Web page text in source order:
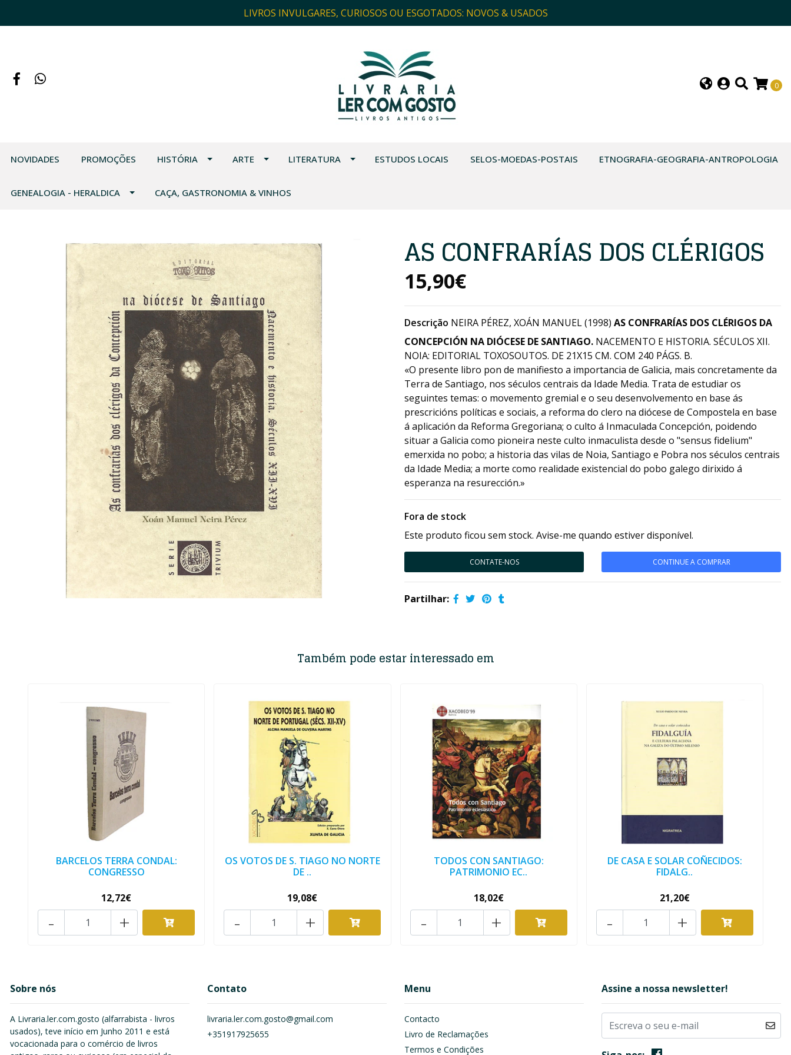
LIVROS INVULGARES, CURIOSOS OU ESGOTADOS: NOVOS & USADOS
0
NOVIDADES PROMOÇÕES HISTÓRIA ARTE LITERATURA ESTUDOS LOCAIS SELOS-MOEDAS-POSTAIS ETNOGRAFIA-GEOGRAFIA-ANTROPOLOGIA
GENEALOGIA - HERALDICA CAÇA, GASTRONOMIA & VINHOS
AS CONFRARÍAS DOS CLÉRIGOS
15,90€
Descrição NEIRA PÉREZ, XOÁN MANUEL (1998) AS CONFRARÍAS DOS CLÉRIGOS DA
CONCEPCIÓN NA DIÓCESE DE SANTIAGO. NACEMENTO E HISTORIA. SÉCULOS XII.
NOIA: EDITORIAL TOXOSOUTOS. DE 21X15 CM. COM 240 PÁGS. B.
«O presente libro pon de manifiesto a importancia de Galicia, mais concretamente da
Terra de Santiago, nos séculos centrais da Idade Media. Trata de estudiar os
seguintes temas: o movemento gremial e o seu desenvolvemento en base ás
prescricións políticas e sociais, a reforma do clero na diócese de Compostela en base
á aplicación da Reforma Gregoriana; o culto á Inmaculada Concepción, poidendo
situar a Galicia como pioneira neste culto inmaculista desde o "sensus fidelium"
emerxida no pobo; a historia das vilas de Noia, Santiago e Pobra nos séculos centrais
da Idade Media; a morte como realidade existencial do pobo galego dirixido á
esperanza na resurección.»
Fora de stock
Este produto ficou sem stock. Avise-me quando estiver disponível.
CONTATE-NOS CONTINUE A COMPRAR
Partilhar:
Também pode estar interessado em
BARCELOS TERRA CONDAL:
CONGRESSO
12,72€
+
-
OS VOTOS DE S. TIAGO NO NORTE
DE ..
19,08€
+
-
TODOS CON SANTIAGO:
PATRIMONIO EC..
18,02€
+
-
DE CASA E SOLAR COÑECIDOS:
FIDALG..
21,20€
+
-
Sobre nós
A Livraria.ler.com.gosto (alfarrabista - livros
usados), teve início em Junho 2011 e está
vocacionada para o comércio de livros
Contato
livraria.ler.com.gosto@gmail.com
+351917925655
Menu
Contacto
Livro de Reclamações
Termos e Condições
Assine a nossa newsletter!